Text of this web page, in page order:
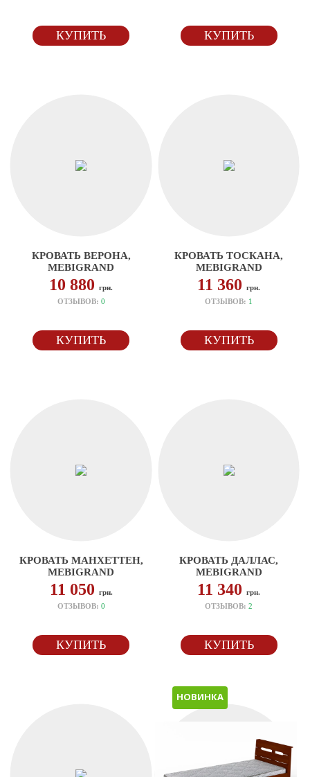
КУПИТЬ КУПИТЬ
КРОВАТЬ ВЕРОНА,
MEBIGRAND
10 880грн.
ОТЗЫВОВ: 0
КУПИТЬ
КРОВАТЬ ТОСКАНА,
MEBIGRAND
11 360грн.
ОТЗЫВОВ: 1
КУПИТЬ
КРОВАТЬ МАНХЕТТЕН,
MEBIGRAND
11 050 грн.
ОТЗЫВОВ: 0
КУПИТЬ
КРОВАТЬ ДАЛЛАС,
MEBIGRAND
11 340грн.
ОТЗЫВОВ:2
КУПИТЬ
НОВИНКА